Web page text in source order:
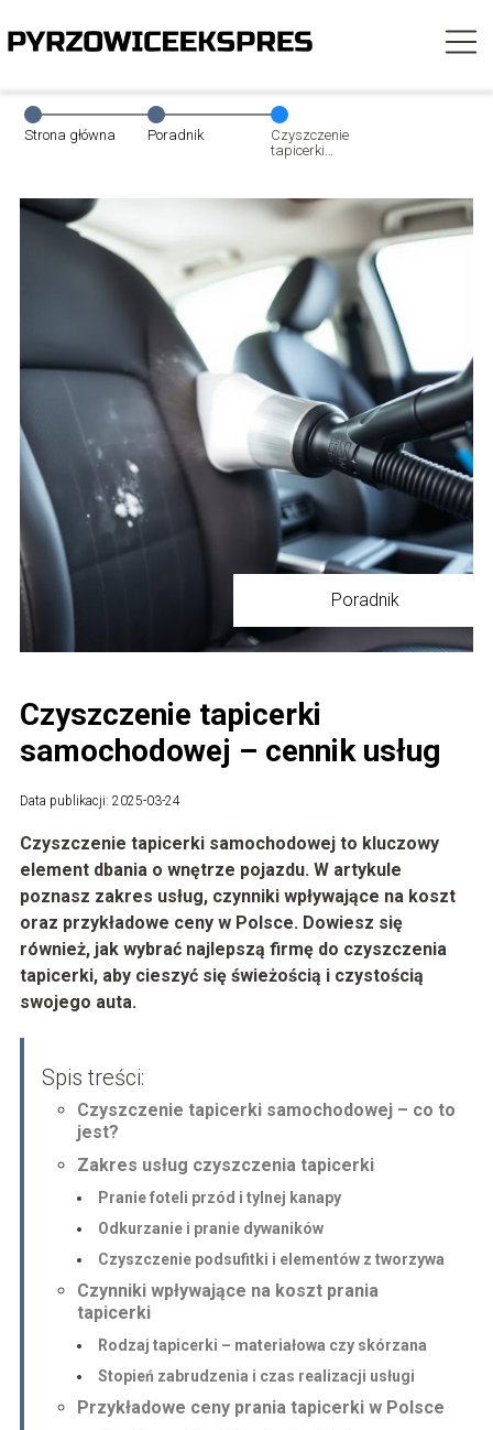
Strona główna Poradnik
Czyszczenie
tapicerki
Poradnik
Czyszczenie tapicerki
samochodowej – cennik usług
Data publikacji: 2025-03-24
Czyszczenie tapicerki samochodowej to kluczowy
element dbania o wnętrze pojazdu. W artykule
poznasz zakres usług, czynniki wpływające na koszt
oraz przykładowe ceny w Polsce. Dowiesz się
również, jak wybrać najlepszą firmę do czyszczenia
tapicerki, aby cieszyć się świeżością i czystością
swojego auta.
Spis treści:
Czyszczenie tapicerki samochodowej – co to
jest?
Zakres usług czyszczenia tapicerki
Pranie foteli przód i tylnej kanapy
Odkurzanie i pranie dywaników
Czyszczenie podsufitki i elementów z tworzywa
Czynniki wpływające na koszt prania
tapicerki
Rodzaj tapicerki – materiałowa czy skórzana
Stopień zabrudzenia i czas realizacji usługi
Przykładowe ceny prania tapicerki w Polsce